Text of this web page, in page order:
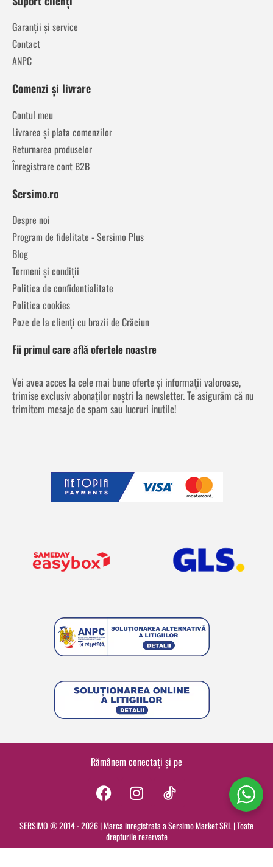
Garanții și service
Contact
ANPC
Comenzi și livrare
Contul meu
Livrarea și plata comenzilor
Returnarea produselor
Înregistrare cont B2B
Sersimo.ro
Despre noi
Program de fidelitate - Sersimo Plus
Blog
Termeni și condiții
Politica de confidentialitate
Politica cookies
Poze de la clienți cu brazii de Crăciun
Fii primul care află ofertele noastre
Vei avea acces la cele mai bune oferte și informații valoroase,
trimise exclusiv abonaților noștri la newsletter. Te asigurăm că nu
trimitem mesaje de spam sau lucruri inutile!
Rămânem conectați și pe
F
c
e
I
s
t
SERSIMO ® 2014 - 2026 | Marca inregistrata a Sersimo Market SRL | Toate
drepturile rezervate